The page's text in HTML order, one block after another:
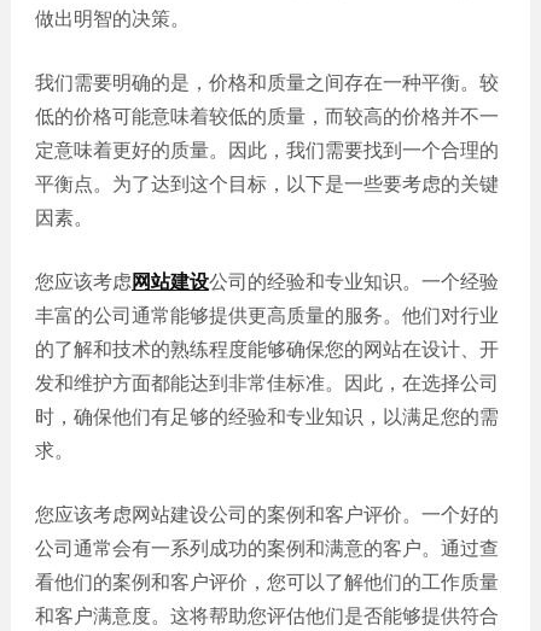
培训
网站
建设
例
电商
平台
案例
案例
系统
平台
案例
做出明智的决策。
我们需要明确的是，价格和质量之间存在一种平衡。较
低的价格可能意味着较低的质量，而较高的价格并不一
定意味着更好的质量。因此，我们需要找到一个合理的
平衡点。为了达到这个目标，以下是一些要考虑的关键
因素。
您应该考虑网站建设公司的经验和专业知识。一个经验
丰富的公司通常能够提供更高质量的服务。他们对行业
的了解和技术的熟练程度能够确保您的网站在设计、开
发和维护方面都能达到非常佳标准。因此，在选择公司
时，确保他们有足够的经验和专业知识，以满足您的需
求。
您应该考虑网站建设公司的案例和客户评价。一个好的
公司通常会有一系列成功的案例和满意的客户。通过查
看他们的案例和客户评价，您可以了解他们的工作质量
和客户满意度。这将帮助您评估他们是否能够提供符合